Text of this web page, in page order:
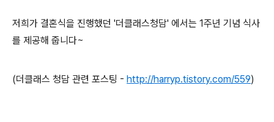
저희가 결혼식을 진행했던 '더클래스청담' 에서는 1주년 기념 식사
를 제공해 줍니다~
(더클래스 청담 관련 포스팅 - http://harryp.tistory.com/559)